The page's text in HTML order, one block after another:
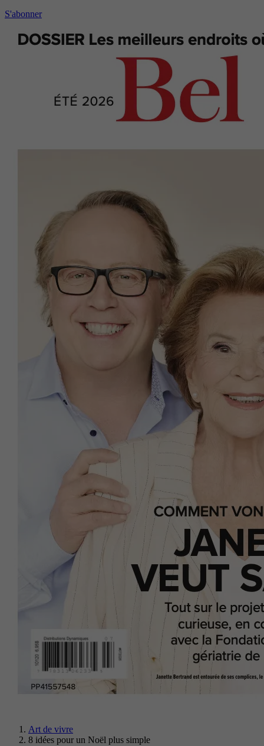
S'abonner
Art de vivre
8 idées pour un Noël plus simple